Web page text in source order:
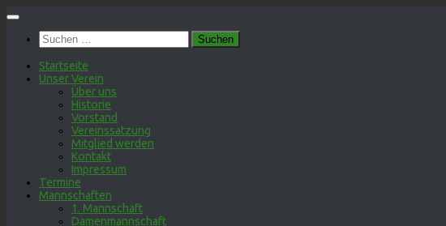
Zum
springenSuchen
nach:
Startseite
Unser Verein
Über uns
Historie
Vorstand
Vereinssatzung
Mitglied werden
Kontakt
Impressum
Termine
Mannschaften
1. Mannschaft
Damenmannschaft